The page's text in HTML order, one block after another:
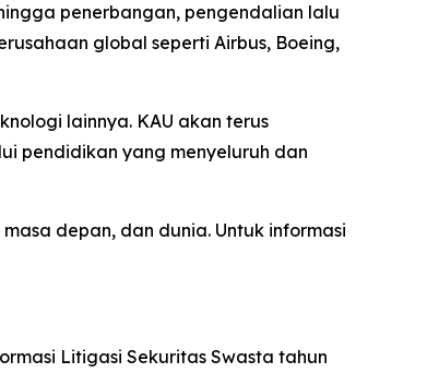
penerbangan, pengendalian lalu
global seperti Airbus, Boeing,
lainnya. KAU akan terus
pendidikan yang menyeluruh dan
depan, dan dunia. Untuk informasi
Litigasi Sekuritas Swasta tahun